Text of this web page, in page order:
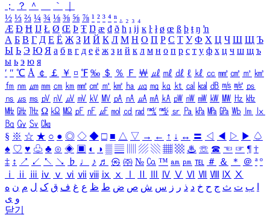
；
？ ＾ ｀
½ ⅓ ⅔ ¼ ¾ ⅛ ⅜ ⅝ ⅞ ¹ ² ³ ⁴ ⁿ ₁ ₂ ₃ ₄
Æ Ð Ħ Ĳ Ł Ø Œ Þ Ŧ Ŋ æ đ ð ħ ı ĳ ĸ ŀ ł ø œ ß þ ŧ ŋ ŉ
А Б В Г Д Е Ё Ж З И Й К Л М Н О П Р С Т У Ф Х Ц Ч Ш Щ Ъ
Ы Ь Э Ю Я а б в г д е ё ж з и й к л м н о п р с т у ф х ц ч ш щ ъ
ы ь э ю я
′ ″ ℃ Å ￠ ￡ ￥ ¤ ℉ ‰ ＄ ％ Ｆ ￦ ㎕ ㎖ ㎗ ℓ ㎘ ㏄ ㎣ ㎤ ㎥ ㎦
㎙ ㎚ ㎛ ㎜ ㎝ ㎞ ㎟ ㎠ ㎡ ㎢ ㏊ ㎍ ㎎ ㎏ ㏏ ㎈ ㎉ ㏈ ㎧ ㎨ ㎰
㎱ ㎲ ㎳ ㎴ ㎵ ㎶ ㎷ ㎸ ㎹ ㎀ ㎁ ㎂ ㎃ ㎄ ㎺ ㎻ ㎽ ㎾ ㎿ ㎐ ㎑
㎒ ㎓ ㎔ Ω ㏀ ㏁ ㎊ ㎋ ㎌ ㏖ ㏅ ㎭ ㎮ ㎯ ㏛ ㎩ ㎪ ㎫ ㎬ ㏝ ㏐
㏓
㏃ ㏉ ㏜ ㏆
§ ※ ☆ ★ ○ ● ◎ ◇ ◆ □ ■ △ ▽ → ← ↑ ↓ ↔ 〓 ◁ ◀ ▷ ▶ ♤
♠ ♡ ♥ ♧ ♣ ⊙ ◈ ▣ ◐ ◑ ▒ ▤ ▨ ▧ ▦ ▩ ♨ ☏ ☎ ☜ ☞ ¶ †
‡ ↕ ↗ ↙ ↖ ↘ ♭ ♩ ♪ ♬ ㉿ ㈜ № ㏇ ™ ㏂ ㏘ ℡ ＃ ＆ ＊ ＠ ª º
ⅰ
ⅱ ⅲ ⅳ ⅴ ⅵ ⅶ ⅷ ⅸ ⅹ Ⅳ Ⅴ Ⅵ Ⅶ Ⅷ Ⅸ Ⅹ
ب ت ث ج ح خ د ذ ر ز س ش ص ض ط ظ ع غ ف ق ک ل م ن ه
و ی
닫기